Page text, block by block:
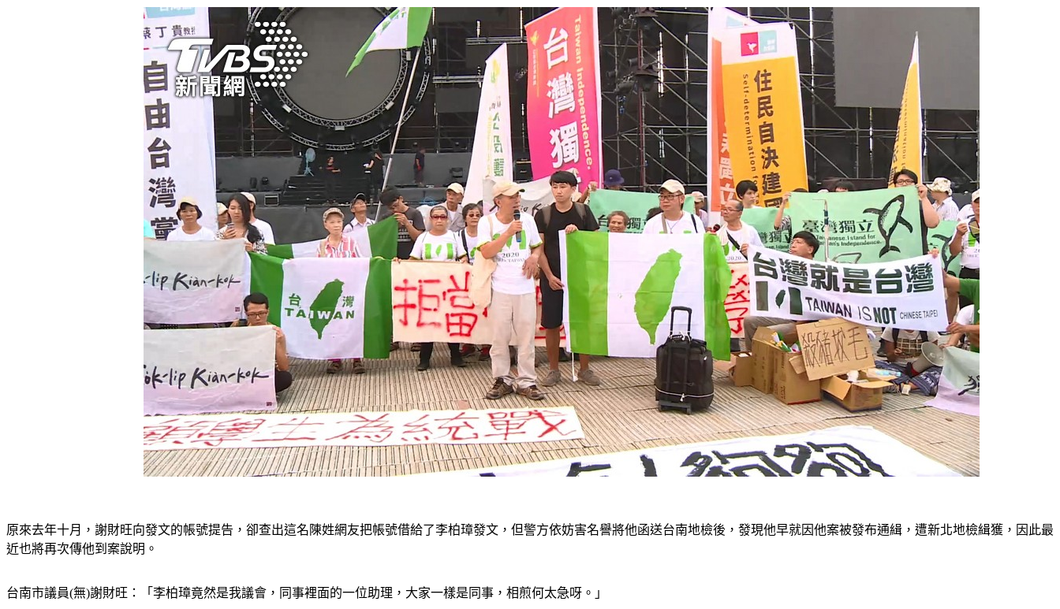
原來去年十月，謝財旺向發文的帳號提告，卻查出這名陳姓網友把帳號借給了李柏璋發文，但警方依妨害名譽將他函送台南地檢後，發現他早就因他案被發布通緝，遭新北地檢緝獲，因此最
近也將再次傳他到案說明。
台南市議員(無)謝財旺：「李柏璋竟然是我議會，同事裡面的一位助理，大家一樣是同事，相煎何太急呀。」